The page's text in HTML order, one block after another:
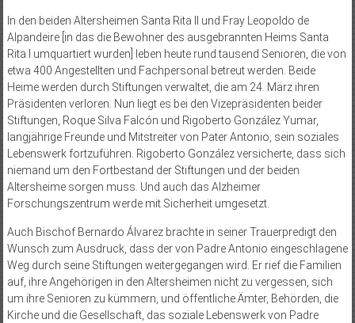
In den beiden Altersheimen Santa Rita II und Fray Leopoldo de
Alpandeire [in das die Bewohner des ausgebrannten Heims Santa
Rita I umquartiert wurden] leben heute rund tausend Senioren, die von
etwa 400 Angestellten und Fachpersonal betreut werden. Beide
Heime werden durch Stiftungen verwaltet, die am 24. März ihren
Präsidenten verloren. Nun liegt es bei den Vizepräsidenten beider
Stiftungen, Roque Silva Falcón und Rigoberto González Yumar,
langjährige Freunde und Mitstreiter von Pater Antonio, sein soziales
Lebenswerk fortzuführen. Rigoberto González versicherte, dass sich
niemand um den Fortbestand der Stiftungen und der beiden
Altersheime sorgen muss. Und auch das Alzheimer
Forschungszentrum werde mit Sicherheit umgesetzt.
Auch Bischof Bernardo Álvarez brachte in seiner Trauerpredigt den
Wunsch zum Ausdruck, dass der von Padre Antonio eingeschlagene
Weg durch seine Stiftungen weitergegangen wird. Er rief die Familien
auf, ihre Angehörigen in den Altersheimen nicht zu vergessen, sich
um ihre Senioren zu kümmern, und öffentliche Ämter, Behörden, die
Kirche und die Gesellschaft, das soziale Lebenswerk von Padre